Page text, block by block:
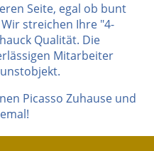
Seite, egal ob bunt
streichen Ihre "4-
Qualität. Die
Mitarbeiter
Picasso Zuhause und